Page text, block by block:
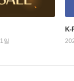
일
K-